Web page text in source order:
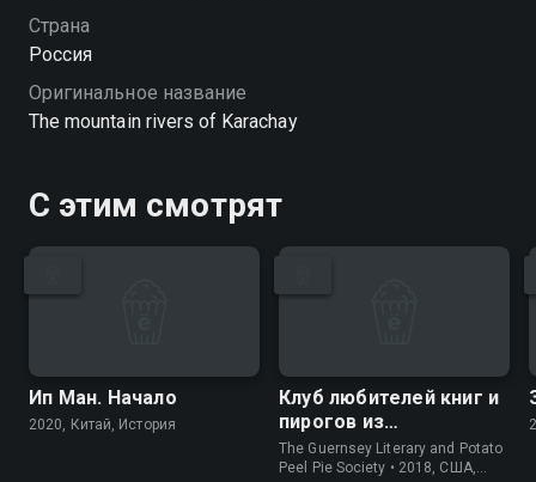
Страна
Россия
Оригинальное название
The mountain rivers of Karachay
С этим смотрят
Ип Ман. Начало
2020, Китай, История
Клуб любителей книг и
пирогов из
картофельных
очистков
The Guernsey Literary and Potato
Peel Pie Society • 2018, США,